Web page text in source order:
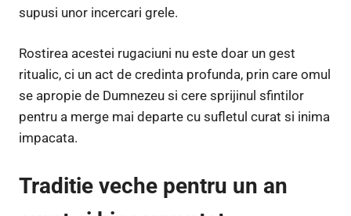
supusi unor incercari grele.
Rostirea acestei rugaciuni nu este doar un gest
ritualic, ci un act de credinta profunda, prin care omul
se apropie de Dumnezeu si cere sprijinul sfintilor
pentru a merge mai departe cu sufletul curat si inima
impacata.
Traditie veche pentru un an